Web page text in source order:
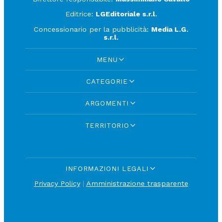
Editrice: LGEditoriale s.r.l.
Concessionario per la pubblicità: Media L.G.
s.r.l.
MENU
CATEGORIE
ARGOMENTI
TERRITORIO
INFORMAZIONI LEGALI
Privacy Policy| Amministrazione trasparente